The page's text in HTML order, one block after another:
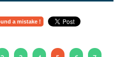
a mistake !